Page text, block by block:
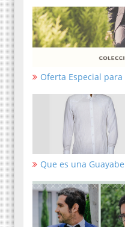
Oferta Especial para
Que es una